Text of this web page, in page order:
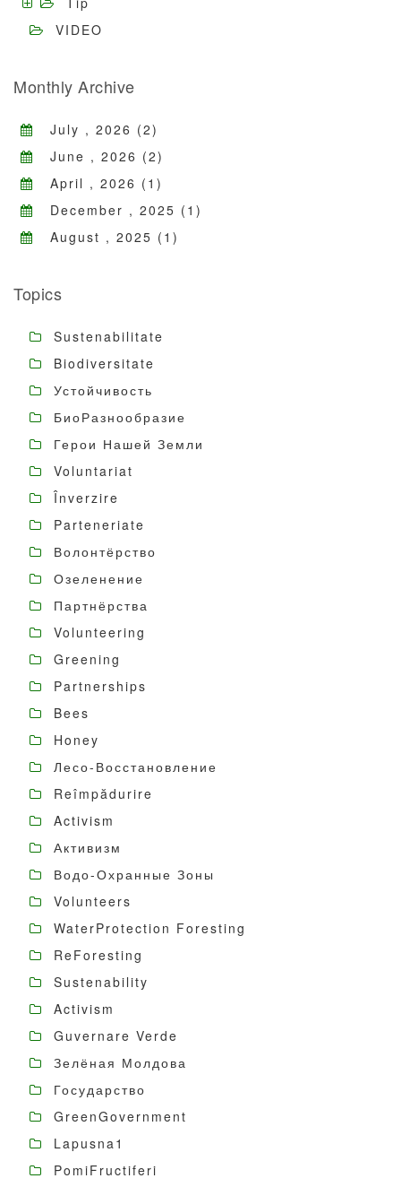
VIDEO
Monthly Archive
July , 2026 (2)
June , 2026 (2)
April , 2026 (1)
December , 2025 (1)
August , 2025 (1)
Topics
Sustenabilitate
Biodiversitate
Устойчивость
БиоРазнообразие
Герои Нашей Земли
Voluntariat
Înverzire
Parteneriate
Волонтёрство
Озеленение
Партнёрства
Volunteering
Greening
Partnerships
Bees
Honey
Лесо-Восстановление
Reîmpădurire
Activism
Активизм
Водо-Охранные Зоны
Volunteers
WaterProtection Foresting
ReForesting
Sustenability
Activism
Guvernare Verde
Зелёная Молдова
Государство
GreenGovernment
Lapusna1
PomiFructiferi